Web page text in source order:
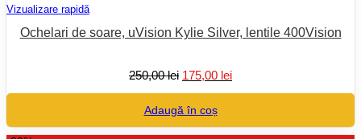
Vizualizare rapidă
Ochelari de soare, uVision Kylie Silver, lentile 400Vision
250,00lei Prețul
fost:
250,00 lei.
175,00 leiPrețul
Adaugă în coș